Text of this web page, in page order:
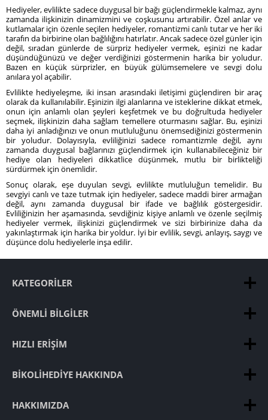
Hediyeler, evlilikte sadece duygusal bir bağı güçlendirmekle kalmaz, aynı
zamanda ilişkinizin dinamizmini ve coşkusunu artırabilir. Özel anlar ve
kutlamalar için özenle seçilen hediyeler, romantizmi canlı tutar ve her iki
tarafın da birbirine olan bağlılığını hatırlatır. Ancak sadece özel günler için
değil, sıradan günlerde de sürpriz hediyeler vermek, eşinizi ne kadar
düşündüğünüzü ve değer verdiğinizi göstermenin harika bir yoludur.
Bazen en küçük sürprizler, en büyük gülümsemelere ve sevgi dolu
anılara yol açabilir.
Evlilikte hediyeleşme, iki insan arasındaki iletişimi güçlendiren bir araç
olarak da kullanılabilir. Eşinizin ilgi alanlarına ve isteklerine dikkat etmek,
onun için anlamlı olan şeyleri keşfetmek ve bu doğrultuda hediyeler
seçmek, ilişkinizin daha sağlam temellere oturmasını sağlar. Bu, eşinizi
daha iyi anladığınızı ve onun mutluluğunu önemsediğinizi göstermenin
bir yoludur. Dolayısıyla, evliliğinizi sadece romantizmle değil, aynı
zamanda duygusal bağlarınızı güçlendirmek için kullanabileceğiniz bir
hediye olan hediyeleri dikkatlice düşünmek, mutlu bir birlikteliği
sürdürmek için önemlidir.
Sonuç olarak, eşe duyulan sevgi, evlilikte mutluluğun temelidir. Bu
sevgiyi canlı ve taze tutmak için hediyeler, sadece maddi birer armağan
değil, aynı zamanda duygusal bir ifade ve bağlılık göstergesidir.
Evliliğinizin her aşamasında, sevdiğiniz kişiye anlamlı ve özenle seçilmiş
hediyeler vermek, ilişkinizi güçlendirmek ve sizi birbirinize daha da
yakınlaştırmak için harika bir yoldur. İyi bir evlilik, sevgi, anlayış, saygı ve
düşünce dolu hediyelerle inşa edilir.
KATEGORILER
ÖNEMLI BILGILER
HIZLI ERIŞIM
BIKOLIHEDIYE HAKKINDA
HAKKIMIZDA